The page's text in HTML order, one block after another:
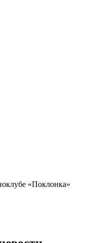
«Поклонка»